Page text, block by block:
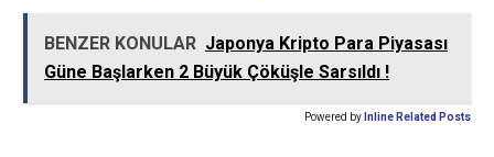
BENZER KONULAR Japonya Kripto Para Piyasası
Güne Başlarken 2 Büyük Çöküşle Sarsıldı !
Powered by Inline Related Posts